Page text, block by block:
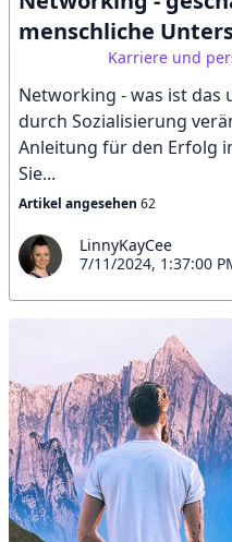
menschliche
Karriere und
Networking - was ist das
durch Sozialisierung
Anleitung für den Erfolg
Sie...
Artikel angesehen 62
LinnyKayCee
7/11/2024, 1:37:00